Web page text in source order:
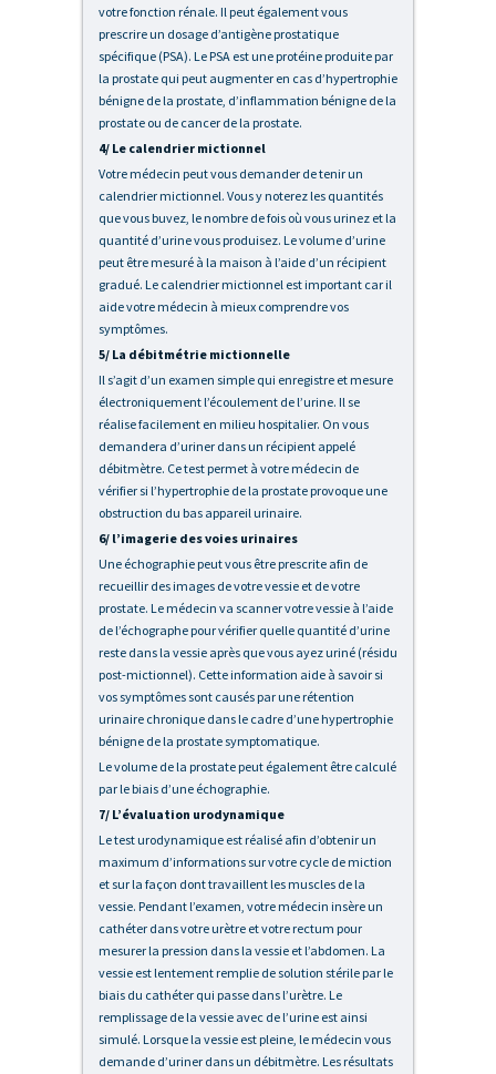
votre fonction rénale. Il peut également vous
prescrire un dosage d’antigène prostatique
spécifique (PSA). Le PSA est une protéine produite par
la prostate qui peut augmenter en cas d’hypertrophie
bénigne de la prostate, d’inflammation bénigne de la
prostate ou de cancer de la prostate.
4/ Le calendrier mictionnel
Votre médecin peut vous demander de tenir un
calendrier mictionnel. Vous y noterez les quantités
que vous buvez, le nombre de fois où vous urinez et la
quantité d’urine vous produisez. Le volume d’urine
peut être mesuré à la maison à l’aide d’un récipient
gradué. Le calendrier mictionnel est important car il
aide votre médecin à mieux comprendre vos
symptômes.
5/ La débitmétrie mictionnelle
Il s’agit d’un examen simple qui enregistre et mesure
électroniquement l’écoulement de l’urine. Il se
réalise facilement en milieu hospitalier. On vous
demandera d’uriner dans un récipient appelé
débitmètre. Ce test permet à votre médecin de
vérifier si l’hypertrophie de la prostate provoque une
obstruction du bas appareil urinaire.
6/ l’imagerie des voies urinaires
Une échographie peut vous être prescrite afin de
recueillir des images de votre vessie et de votre
prostate. Le médecin va scanner votre vessie à l’aide
de l’échographe pour vérifier quelle quantité d’urine
reste dans la vessie après que vous ayez uriné (résidu
post-mictionnel). Cette information aide à savoir si
vos symptômes sont causés par une rétention
urinaire chronique dans le cadre d’une hypertrophie
bénigne de la prostate symptomatique.
Le volume de la prostate peut également être calculé
par le biais d’une échographie.
7/ L’évaluation urodynamique
Le test urodynamique est réalisé afin d’obtenir un
maximum d’informations sur votre cycle de miction
et sur la façon dont travaillent les muscles de la
vessie. Pendant l’examen, votre médecin insère un
cathéter dans votre urètre et votre rectum pour
mesurer la pression dans la vessie et l’abdomen. La
vessie est lentement remplie de solution stérile par le
biais du cathéter qui passe dans l’urètre. Le
remplissage de la vessie avec de l’urine est ainsi
simulé. Lorsque la vessie est pleine, le médecin vous
demande d’uriner dans un débitmètre. Les résultats